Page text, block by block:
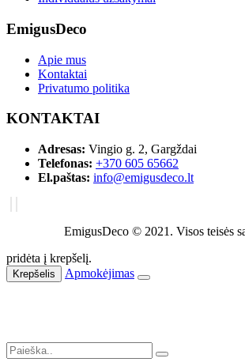
EmigusDeco
Apie mus
Kontaktai
Privatumo politika
KONTAKTAI
Adresas: Vingio g. 2, Gargždai
Telefonas: +370 605 65662
El.paštas: info@emigusdeco.lt
EmigusDeco © 2021. Visos teisės
pridėta į krepšelį.
Krepšelis Apmokėjimas